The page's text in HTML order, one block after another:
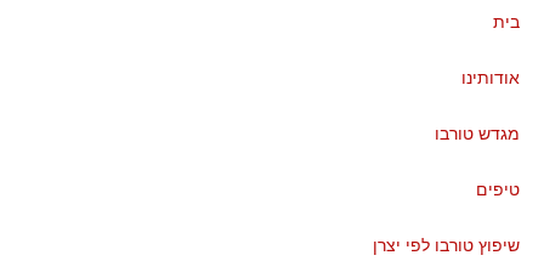
בית
אודותינו
מגדש טורבו
טיפים
שיפוץ טורבו לפי יצרן